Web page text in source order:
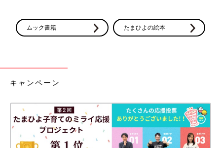
川畑のぶこさん
PROFILE）
心理療法家、断捨離®アンバサダー。米国マサチューセッツ州エ
ンディコットカレッジ卒（AA）後、経営コンサルティング会
ムック書籍 たまひよの絵本
キャンペーン